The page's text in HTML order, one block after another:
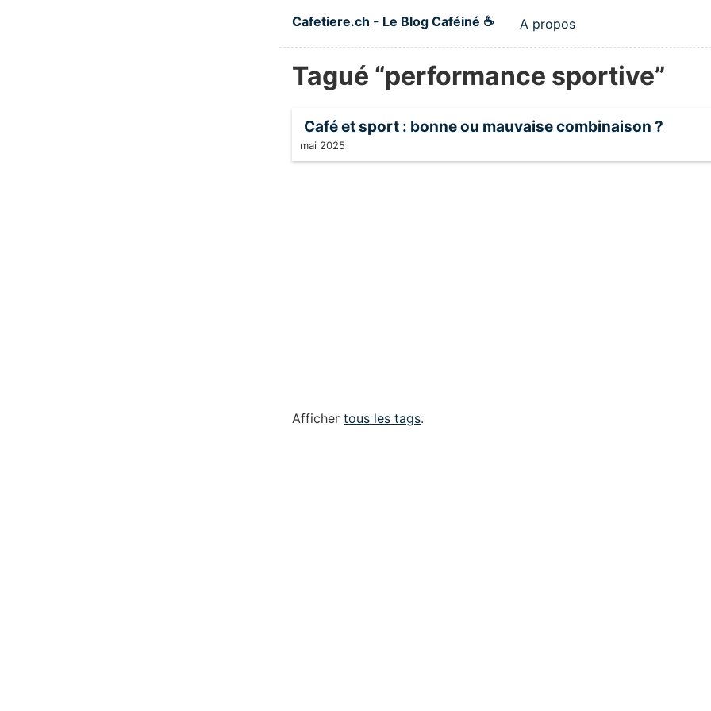
Cafetiere.ch - Le Blog Caféiné ☕
Top level navigation
A propos
Tagué “performance sportive”
Café et sport : bonne ou mauvaise combinaison ?
mai 2025
Afficher tous les tags.